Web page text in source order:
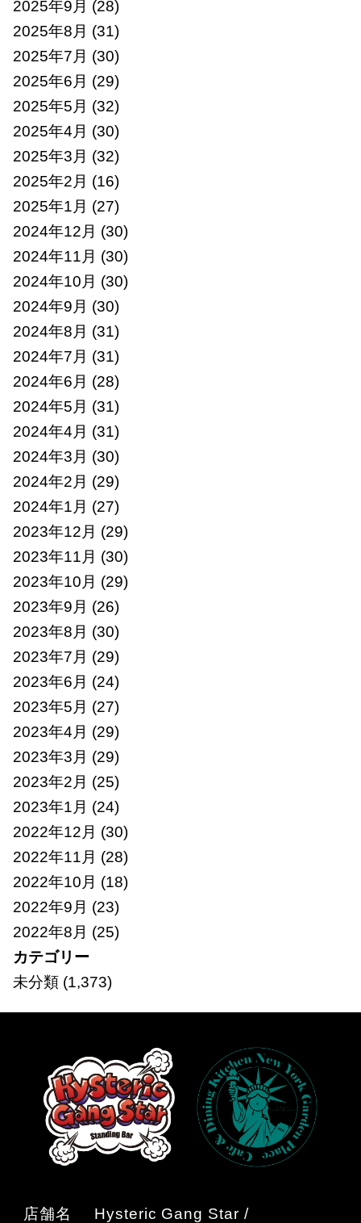
2025年9月 (28)
2025年8月 (31)
2025年7月 (30)
2025年6月 (29)
2025年5月 (32)
2025年4月 (30)
2025年3月 (32)
2025年2月 (16)
2025年1月 (27)
2024年12月 (30)
2024年11月 (30)
2024年10月 (30)
2024年9月 (30)
2024年8月 (31)
2024年7月 (31)
2024年6月 (28)
2024年5月 (31)
2024年4月 (31)
2024年3月 (30)
2024年2月 (29)
2024年1月 (27)
2023年12月 (29)
2023年11月 (30)
2023年10月 (29)
2023年9月 (26)
2023年8月 (30)
2023年7月 (29)
2023年6月 (24)
2023年5月 (27)
2023年4月 (29)
2023年3月 (29)
2023年2月 (25)
2023年1月 (24)
2022年12月 (30)
2022年11月 (28)
2022年10月 (18)
2022年9月 (23)
2022年8月 (25)
カテゴリー
未分類(1,373)
店舗名
Hysteric Gang Star /